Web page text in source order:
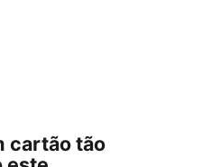
cartão tão